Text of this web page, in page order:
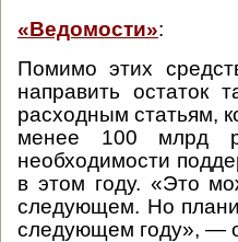
«Ведомости»:
Помимо этих
направить остаток
расходным статьям,
менее 100 млрд
необходимости
в этом году. «Это
следующем. Но
следующем году», —